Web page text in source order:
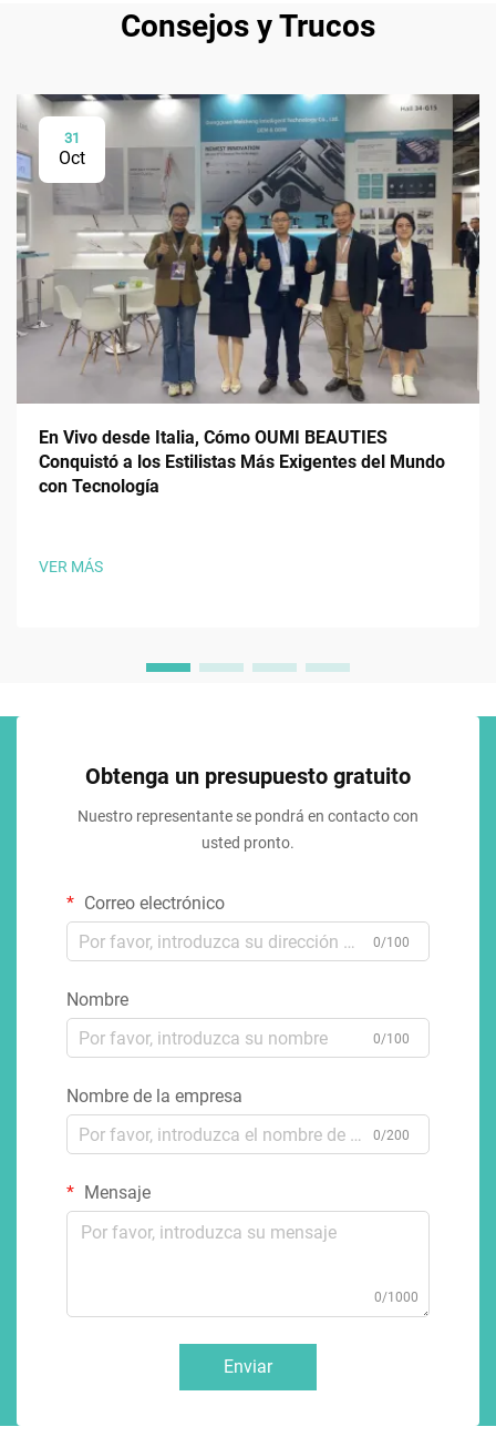
Consejos y Trucos
31
Oct
En Vivo desde Italia, Cómo OUMI BEAUTIES
Conquistó a los Estilistas Más Exigentes del Mundo
con Tecnología
VER MÁS
Obtenga un presupuesto gratuito
Nuestro representante se pondrá en contacto con
usted pronto.
Correo electrónico
0/100
Nombre
0/100
Nombre de la empresa
0/200
Mensaje
0/1000
Enviar